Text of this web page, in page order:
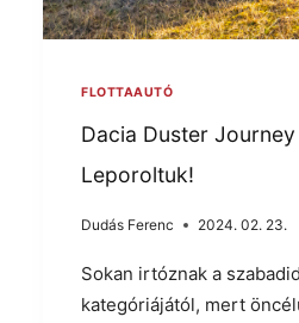
FLOTTAAUTÓ
Dacia Duster
Leporoltuk!
Dudás Ferenc 2024. 02. 23.
Sokan irtóznak a
kategóriájától, mert